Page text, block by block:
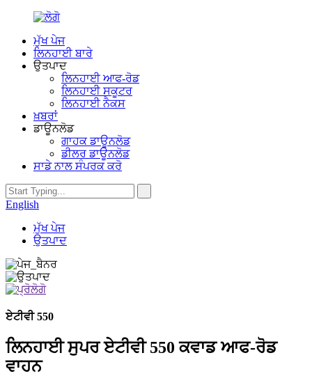
ਮੁੱਖ ਪੇਜ
ਲਿਨਹਾਈ ਬਾਰੇ
ਉਤਪਾਦ
ਲਿਨਹਾਈ ਆਫ-ਰੋਡ
ਲਿਨਹਾਈ ਸਕੂਟਰ
ਲਿਨਹਾਈ ਨੈਕਸ
ਖ਼ਬਰਾਂ
ਡਾਊਨਲੋਡ
ਗਾਹਕ ਡਾਊਨਲੋਡ
ਡੀਲਰ ਡਾਊਨਲੋਡ
ਸਾਡੇ ਨਾਲ ਸੰਪਰਕ ਕਰੋ
English
ਮੁੱਖ ਪੇਜ
ਉਤਪਾਦ
ਏਟੀਵੀ 550
ਲਿਨਹਾਈ ਸੁਪਰ ਏਟੀਵੀ 550 ਕਵਾਡ ਆਫ-ਰੋਡ
ਵਾਹਨ